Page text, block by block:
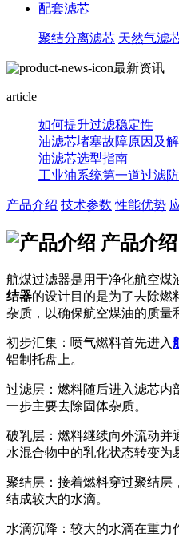
配套滤芯
聚结分离滤芯 天然气滤
最新资讯
article
如何提升过滤稳定性
油滤芯堵塞故障原因及
油滤芯选型指南
工业油系统第一道过滤
产品介绍 技术参数 性能优势
产品介绍
航煤过滤器是用于净化航空煤
结器的设计目的是为了去除燃
杂质，以确保航空煤油的质量
初步汇集：喷气燃料首先进入
铝制托盘上。
过滤层：燃料随后进入滤芯内
一步主要去除固体杂质。
破乳层：燃料继续向外流动并
水混合物中的乳化状态转变为
聚结层：接着燃料穿过聚结层
结成较大的水滴。
水滴沉降：较大的水滴在重